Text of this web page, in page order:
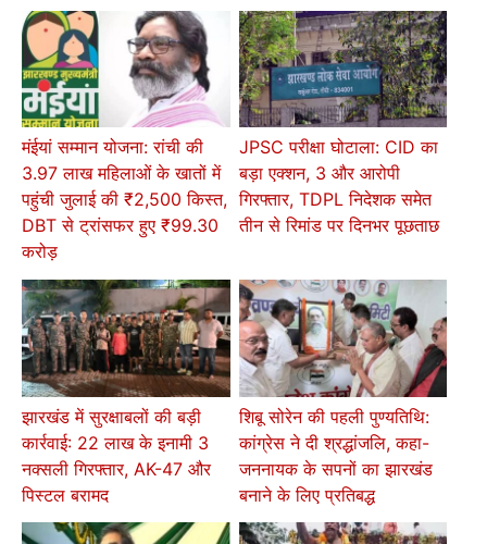
मंईयां सम्मान योजना: रांची की
3.97 लाख महिलाओं के खातों में
पहुंची जुलाई की ₹2,500 किस्त,
DBT से ट्रांसफर हुए ₹99.30
करोड़
JPSC परीक्षा घोटाला: CID का
बड़ा एक्शन, 3 और आरोपी
गिरफ्तार, TDPL निदेशक समेत
तीन से रिमांड पर दिनभर पूछताछ
झारखंड में सुरक्षाबलों की बड़ी
कार्रवाई: 22 लाख के इनामी 3
नक्सली गिरफ्तार, AK-47 और
पिस्टल बरामद
शिबू सोरेन की पहली पुण्यतिथि:
कांग्रेस ने दी श्रद्धांजलि, कहा-
जननायक के सपनों का झारखंड
बनाने के लिए प्रतिबद्ध